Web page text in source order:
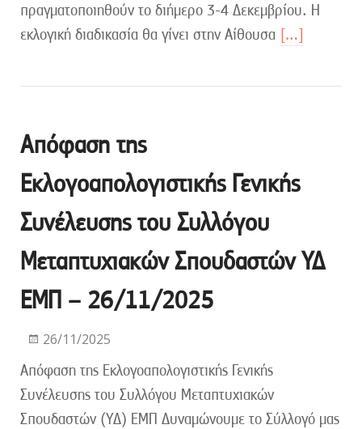
πραγματοποιηθούν το διήμερο 3-4 Δεκεμβρίου. Η
εκλογική διαδικασία θα γίνει στην Αίθουσα […]
Απόφαση της
Εκλογοαπολογιστικής Γενικής
Συνέλευσης του Συλλόγου
Μεταπτυχιακών Σπουδαστών ΥΔ
ΕΜΠ – 26/11/2025
26/11/2025
Απόφαση της Εκλογοαπολογιστικής Γενικής
Συνέλευσης του Συλλόγου Μεταπτυχιακών
Σπουδαστών (ΥΔ) ΕΜΠ Δυναμώνουμε το Σύλλογό μας